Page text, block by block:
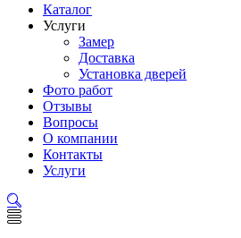
Каталог
Услуги
Замер
Доставка
Установка дверей
Фото работ
Отзывы
Вопросы
О компании
Контакты
Услуги